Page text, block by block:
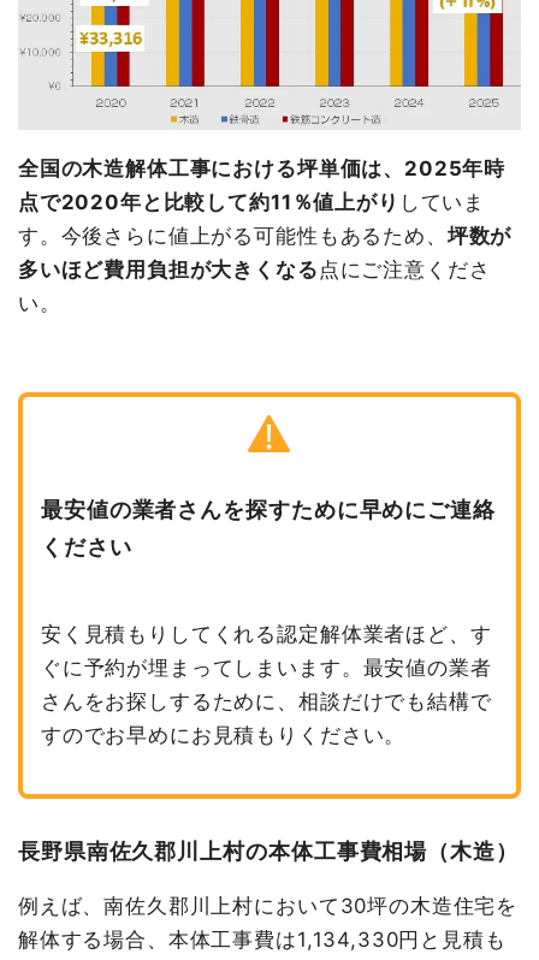
全国の木造解体工事における坪単価は、2025年時
点で2020年と比較して約11％値上がり していま
す。今後さらに値上がる可能性もあるため、 坪数が
多いほど費用負担が大きくなる 点にご注意くださ
い。
最安値の業者さんを探すために早めにご連絡
ください
安く見積もりしてくれる認定解体業者ほど、す
ぐに予約が埋まってしまいます。最安値の業者
さんをお探しするために、相談だけでも結構で
すのでお早めにお見積もりください。
長野県南佐久郡川上村の本体工事費相場（木造）
例えば、南佐久郡川上村において30坪の木造住宅を
解体する場合、本体工事費は1,134,330円と見積も